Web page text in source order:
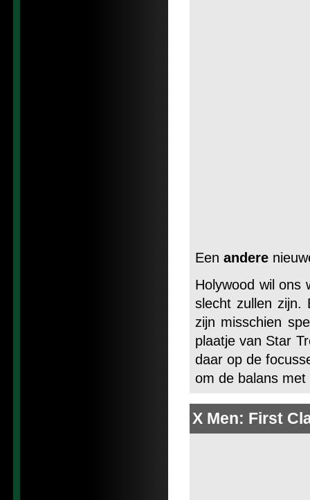
Een andere
Holywood wil ons
slecht zullen zijn.
zijn misschien
plaatje van Star
daar op de
om de balans
X Men: First